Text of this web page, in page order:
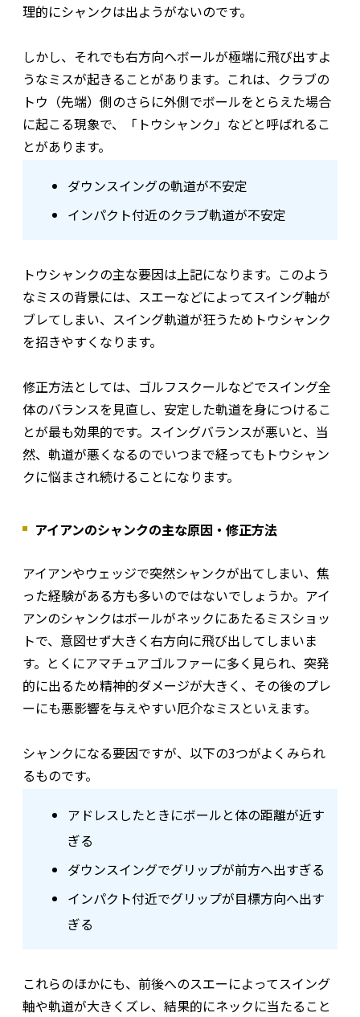
理的にシャンクは出ようがないのです。
しかし、それでも右方向へボールが極端に飛び出すよ
うなミスが起きることがあります。これは、クラブの
トウ（先端）側のさらに外側でボールをとらえた場合
に起こる現象で、「トウシャンク」などと呼ばれるこ
とがあります。
ダウンスイングの軌道が不安定
インパクト付近のクラブ軌道が不安定
トウシャンクの主な要因は上記になります。このよう
なミスの背景には、スエーなどによってスイング軸が
ブレてしまい、スイング軌道が狂うためトウシャンク
を招きやすくなります。
修正方法としては、ゴルフスクールなどでスイング全
体のバランスを見直し、安定した軌道を身につけるこ
とが最も効果的です。スイングバランスが悪いと、当
然、軌道が悪くなるのでいつまで経ってもトウシャン
クに悩まされ続けることになります。
アイアンのシャンクの主な原因・修正方法
アイアンやウェッジで突然シャンクが出てしまい、焦
った経験がある方も多いのではないでしょうか。アイ
アンのシャンクはボールがネックにあたるミスショッ
トで、意図せず大きく右方向に飛び出してしまいま
す。とくにアマチュアゴルファーに多く見られ、突発
的に出るため精神的ダメージが大きく、その後のプレ
ーにも悪影響を与えやすい厄介なミスといえます。
シャンクになる要因ですが、以下の3つがよくみられ
るものです。
アドレスしたときにボールと体の距離が近す
ぎる
ダウンスイングでグリップが前方へ出すぎる
インパクト付近でグリップが目標方向へ出す
ぎる
これらのほかにも、前後へのスエーによってスイング
軸や軌道が大きくズレ、結果的にネックに当たること